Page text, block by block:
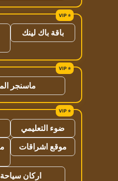
باقة باك لينك
ماسنجر
ضوء التعليمي
موقع اشراقات
اركان